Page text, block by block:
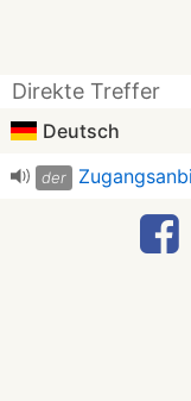
Direkte Treffer
Deutsch
der